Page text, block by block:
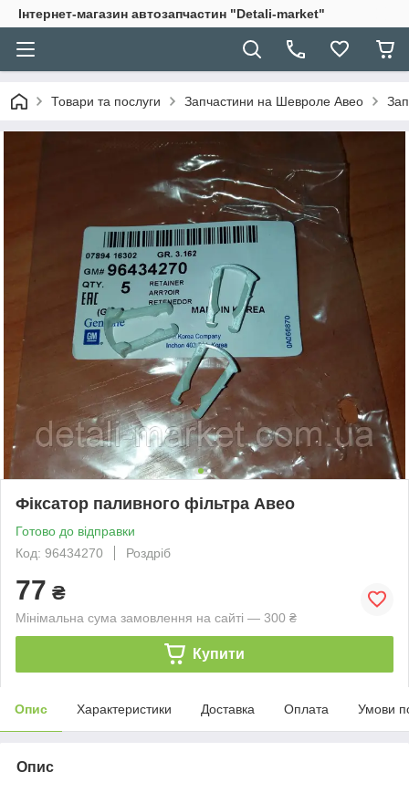
Інтернет-магазин автозапчастин "Detali-market"
Товари та послуги Запчастини на Шевроле Авео
Фіксатор паливного фільтра Авео
Готово до відправки
Код: 96434270
Роздріб
77 ₴
Мінімальна сума замовлення на сайті — 300 ₴
Купити
Опис Характеристики Доставка Оплата Умови
Опис